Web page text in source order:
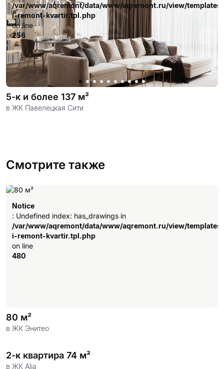
/var/www/aqremont/data/www/aqremont.ru/view/
i-remont-kvartir.tpl.php
on line
256
5-к и более 137 м²
в ЖК Павелецкая Сити
Смотрите также
Notice
: Undefined index: has_drawings in
/var/www/aqremont/data/www/aqremont.ru/view/
i-remont-kvartir.tpl.php
on line
480
80 м²
в ЖК Энитео
Notice
2-к квартира 74 м²
в ЖК Alia